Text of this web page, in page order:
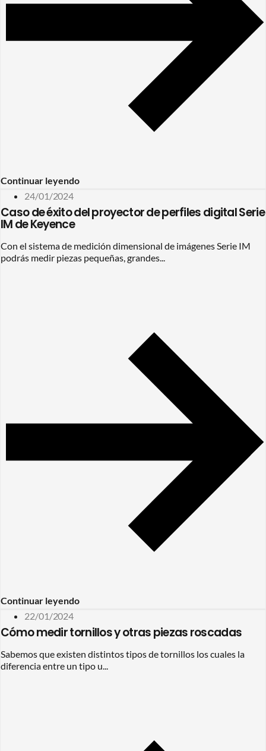
Continuar leyendo
24/01/2024
Caso de éxito del proyector de perfiles digital Serie
IM de Keyence
Con el sistema de medición dimensional de imágenes Serie IM
podrás medir piezas pequeñas, grandes...
Continuar leyendo
22/01/2024
Cómo medir tornillos y otras piezas roscadas
Sabemos que existen distintos tipos de tornillos los cuales la
diferencia entre un tipo u...